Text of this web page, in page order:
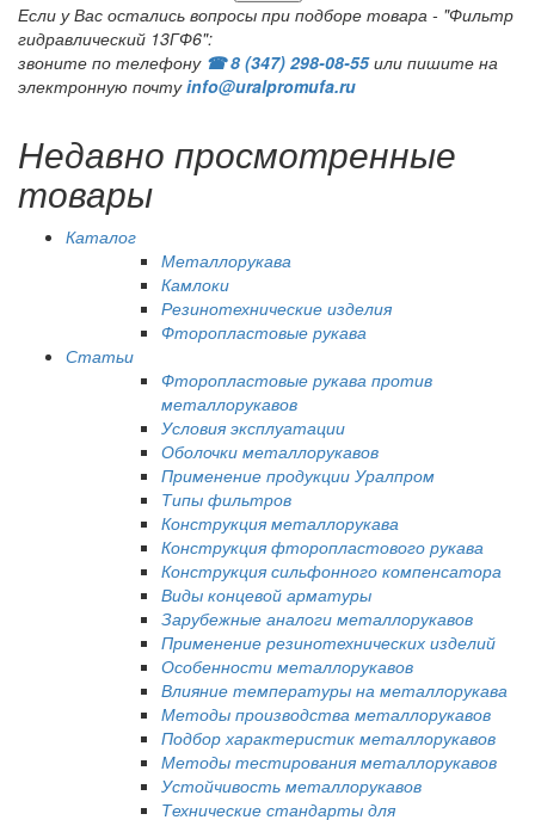
Если у Вас остались вопросы при подборе товара - "Фильтр
гидравлический 13ГФ6":
звоните по телефону ☎ 8 (347) 298‑08‑55или пишите на
электронную почтуinfo@uralpromufa.ru
Недавно просмотренные
товары
Каталог
Металлорукава
Камлоки
Резинотехнические изделия
Фторопластовые рукава
Статьи
Фторопластовые рукава против
металлорукавов
Условия эксплуатации
Оболочки металлорукавов
Применение продукции Уралпром
Типы фильтров
Конструкция металлорукава
Конструкция фторопластового рукава
Конструкция сильфонного компенсатора
Виды концевой арматуры
Зарубежные аналоги металлорукавов
Применение резинотехнических изделий
Особенности металлорукавов
Влияние температуры на металлорукава
Методы производства металлорукавов
Подбор характеристик металлорукавов
Методы тестирования металлорукавов
Устойчивость металлорукавов
Технические стандарты для